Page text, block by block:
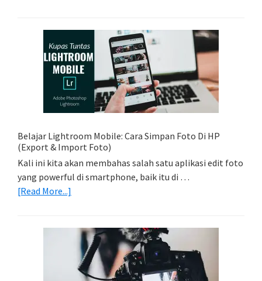
Sederhana:
Memadukan
Foto
Light
Trail
Dengan
Belajar Lightroom Mobile: Cara Simpan Foto Di HP
(Export & Import Foto)
Kali ini kita akan membahas salah satu aplikasi edit foto
yang powerful di smartphone, baik itu di …
[Read More...]
Mobile:
Cara
Simpan
Foto